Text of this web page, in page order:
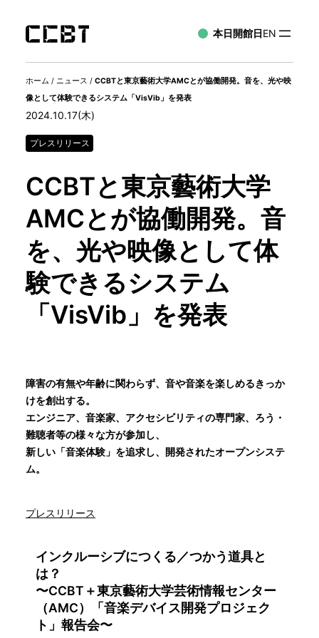
本日開館日EN
ホーム / ニュース / CCBTと東京藝術大学AMCとが協働開発。音を、光や映
像として体験できるシステム「VisVib」を発表
2024.10.17(木)
プレスリリース
CCBTと東京藝術大学
AMCとが協働開発。音
を、光や映像として体
験できるシステム
「VisVib」を発表
障害の有無や年齢に関わらず、音や音楽を楽しめるきっか
けを創出する。
エンジニア、音楽家、アクセシビリティの専門家、ろう・
難聴者等の様々な方が参加し、
新しい「音楽体験」を追求し、開発されたオープンシステ
ム。
プレスリリース
インクルーシブにつくる／つかう道具と
は？
〜CCBT＋東京藝術大学芸術情報センター
（AMC）「音楽デバイス開発プロジェク
ト」報告会〜